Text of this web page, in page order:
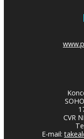
CVR
E-mail: